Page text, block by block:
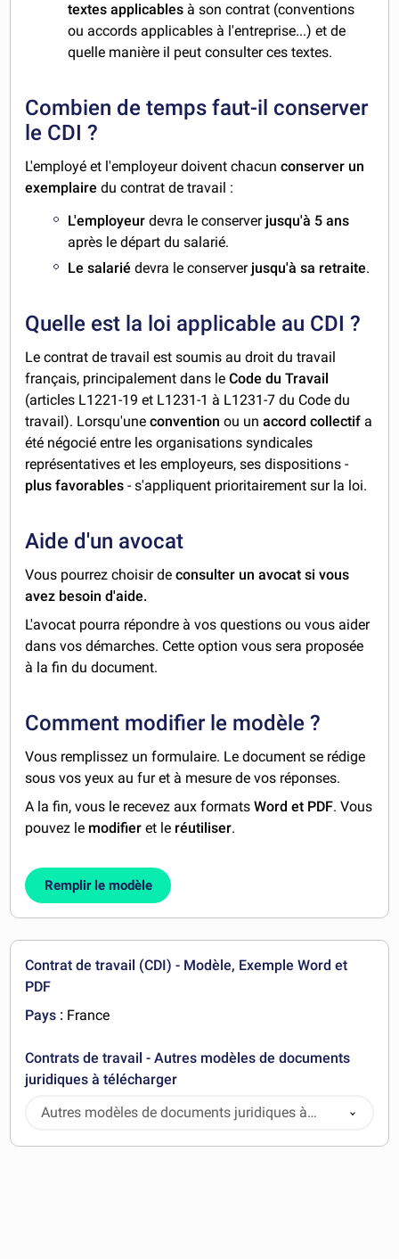
textes applicables à son contrat (conventions
ou accords applicables à l'entreprise...) et de
quelle manière il peut consulter ces textes.
Combien de temps faut-il conserver
le CDI ?
L'employé et l'employeur doivent chacunconserver un
exemplairedu contrat de travail :
L'employeur devra le conserver jusqu'à 5 ans
après le départ du salarié.
Le salarié devra le conserver jusqu'à sa retraite.
Quelle est la loi applicable au CDI ?
Le contrat de travail est soumis au droit du travail
français, principalement dans leCode du Travail
(articles L1221-19 et L1231-1 à L1231-7 du Code du
travail). Lorsqu'une convention ou unaccord collectif a
été négocié entre les organisations syndicales
représentatives et les employeurs, ses dispositions -
plus favorables - s'appliquent prioritairement sur la loi.
Aide d'un avocat
Vous pourrez choisir deconsulter un avocat si vous
avez besoin d'aide.
L'avocat pourra répondre à vos questions ou vous aider
dans vos démarches. Cette option vous sera proposée
à la fin du document.
Comment modifier le modèle ?
Vous remplissez un formulaire. Le document se rédige
sous vos yeux au fur et à mesure de vos réponses.
A la fin, vous le recevez aux formatsWord et PDF. Vous
pouvez le modifier et le réutiliser.
Remplir le modèle
Contrat de travail (CDI) - Modèle, Exemple Word et
PDF
Pays : France
Contrats de travail - Autres modèles de documents
juridiques à télécharger
Autres modèles de documents juridiques à
télécharger